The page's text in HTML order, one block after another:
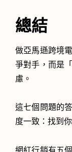
總結
做亞馬遜跨境
爭對手，而是
慮。
這七個問題的
度一致：找到